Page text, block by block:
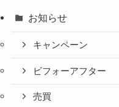
お知らせ
キャンペーン
ビフォーアフター
売買